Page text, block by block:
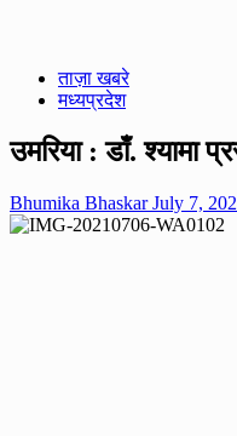
ताज़ा खबरे
मध्यप्रदेश
उमरिया : डाँ. श्यामा
Bhumika BhaskarJuly 7,